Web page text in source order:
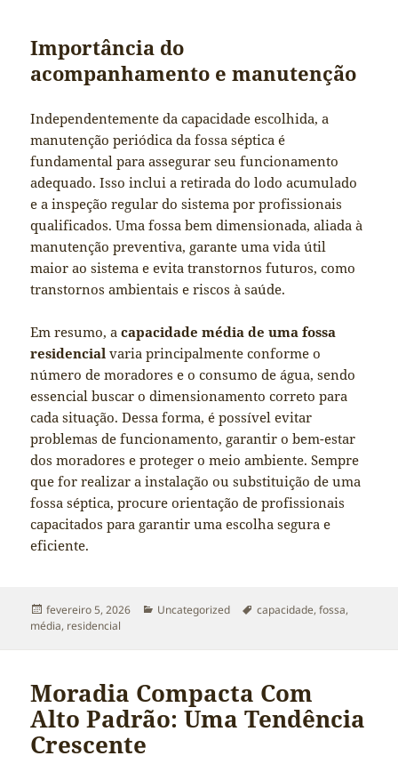
Importância do
acompanhamento e manutenção
Independentemente da capacidade escolhida, a
manutenção periódica da fossa séptica é
fundamental para assegurar seu funcionamento
adequado. Isso inclui a retirada do lodo acumulado
e a inspeção regular do sistema por profissionais
qualificados. Uma fossa bem dimensionada, aliada à
manutenção preventiva, garante uma vida útil
maior ao sistema e evita transtornos futuros, como
transtornos ambientais e riscos à saúde.
Em resumo, acapacidade média de uma fossa
residencial varia principalmente conforme o
número de moradores e o consumo de água, sendo
essencial buscar o dimensionamento correto para
cada situação. Dessa forma, é possível evitar
problemas de funcionamento, garantir o bem-estar
dos moradores e proteger o meio ambiente. Sempre
que for realizar a instalação ou substituição de uma
fossa séptica, procure orientação de profissionais
capacitados para garantir uma escolha segura e
eficiente.
Publicado
em
fevereiro 5, 2026 Categorias
Uncategorized Tags
capacidade,fossa,
média, residencial
Moradia Compacta Com
Alto Padrão: Uma Tendência
Crescente